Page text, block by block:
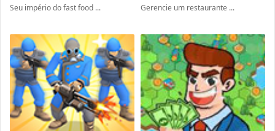
Seu império do fast food ... Gerencie um restaurante ...